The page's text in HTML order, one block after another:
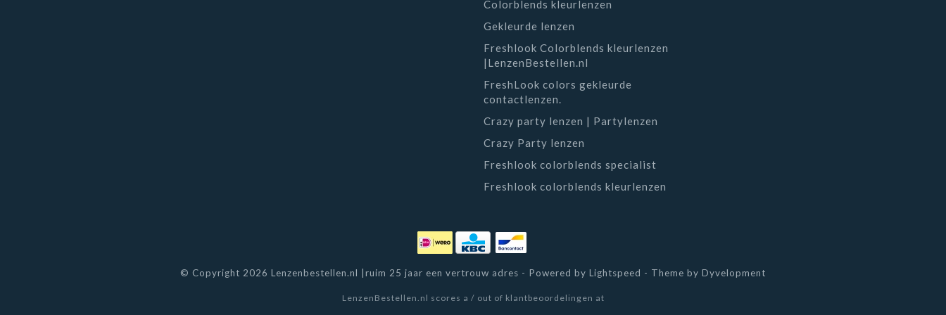
Colorblends kleurlenzen
Gekleurde lenzen
Freshlook Colorblends kleurlenzen
|LenzenBestellen.nl
FreshLook colors gekleurde
contactlenzen.
Crazy party lenzen | Partylenzen
Crazy Party lenzen
Freshlook colorblends specialist
Freshlook colorblends kleurlenzen
© Copyright 2026 Lenzenbestellen.nl |ruim 25 jaar een vertrouw adres - Powered by Lightspeed - Theme by Dyvelopment
LenzenBestellen.nl scores a / out of klantbeoordelingen at